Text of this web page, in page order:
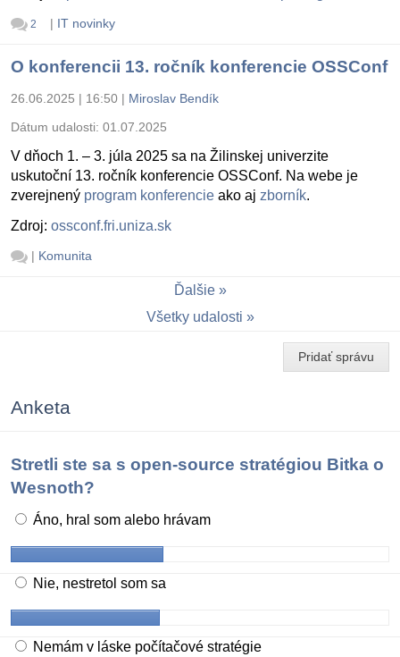
2 | IT novinky
O konferencii 13. ročník konferencie OSSConf
26.06.2025 | 16:50 | Miroslav Bendík
Dátum udalosti: 01.07.2025
V dňoch 1. – 3. júla 2025 sa na Žilinskej univerzite
uskutoční 13. ročník konferencie OSSConf. Na webe je
zverejnený program konferencie ako aj zborník.
Zdroj: ossconf.fri.uniza.sk
| Komunita
Ďalšie
Všetky udalosti
Pridať správu
Anketa
Stretli ste sa s open-source stratégiou Bitka o
Wesnoth?
Áno, hral som alebo hrávam
Nie, nestretol som sa
Nemám v láske počítačové stratégie